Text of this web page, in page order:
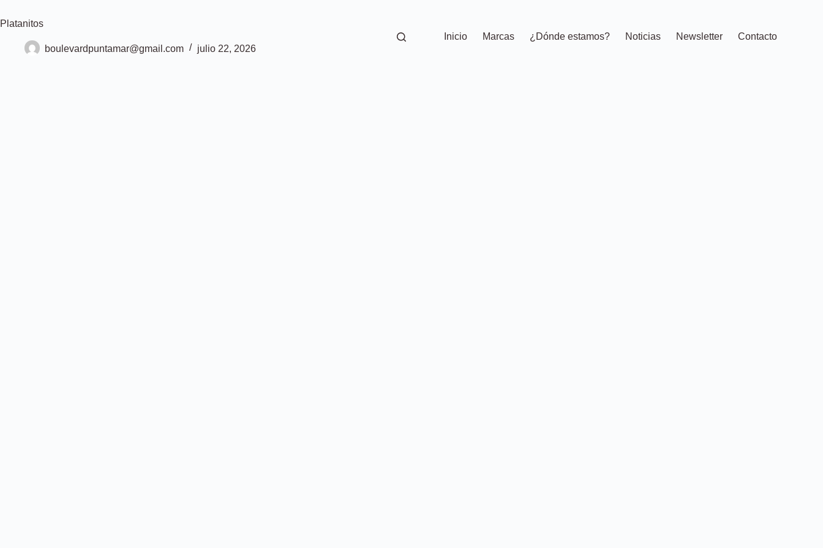
contenido
Inicio
Marcas ¿Dónde estamos? Noticias Newsletter Contacto
Platanitos
boulevardpuntamar@gmail.com julio 22, 2026